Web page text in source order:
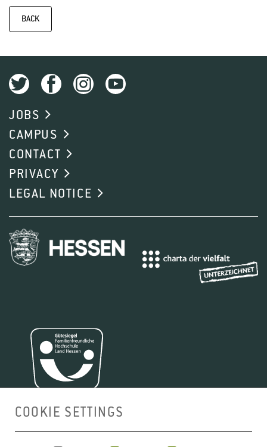
BACK
JOBS
CAMPUS
CONTACT
PRIVACY
LEGAL NOTICE
COOKIE SETTINGS